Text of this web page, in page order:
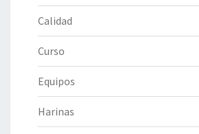
Calidad
Curso
Equipos
Harinas